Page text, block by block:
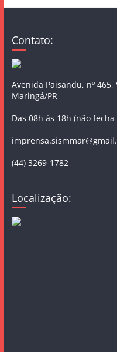
Contato:
Avenida Paisandu, nº
Maringá/PR
Das 08h às 18h (não
(44) 3269-1782
Localização: